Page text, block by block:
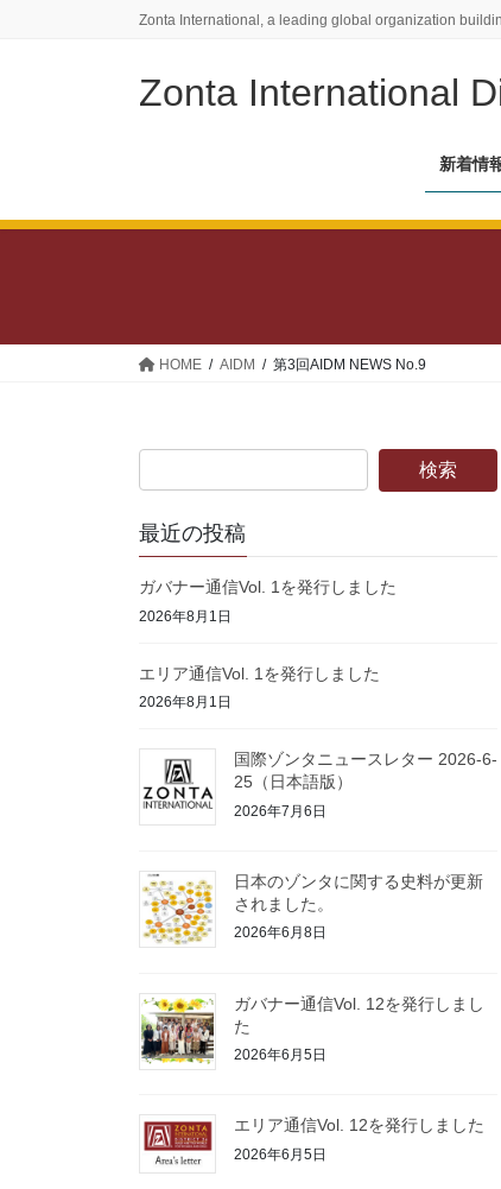
Zonta International, a leading global organization
Zonta International
新着情
HOME AIDM 第3回AIDM NEWS No.9
最近の投稿
ガバナー通信Vol. 1を発行しました
2026年8月1日
エリア通信Vol. 1を発行しました
2026年8月1日
国際ゾンタニュースレター 2026-6-
25（日本語版）
2026年7月6日
日本のゾンタに関する史料が更新
されました。
2026年6月8日
ガバナー通信Vol. 12を発行しまし
た
2026年6月5日
エリア通信Vol. 12を発行しました
2026年6月5日